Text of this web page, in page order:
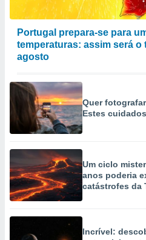
Portugal prepara-se para
temperaturas: assim será o
agosto
Quer
Estes
Um ciclo
anos poderia
catástrofes da
Incrível: